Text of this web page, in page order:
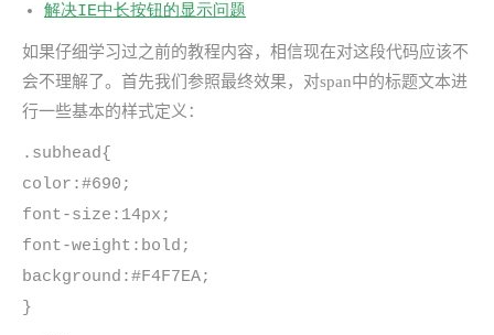
解决IE中长按钮的显示问题
如果仔细学习过之前的教程内容，相信现在对这段代码应该不
会不理解了。首先我们参照最终效果，对span中的标题文本进
行一些基本的样式定义：
.subhead{
color:#690;
font-size:14px;
font-weight:bold;
background:#F4F7EA;
}